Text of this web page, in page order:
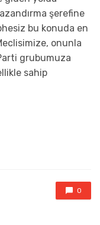
şerefine
bu konuda en
onunla
grubumuza
sahip
0